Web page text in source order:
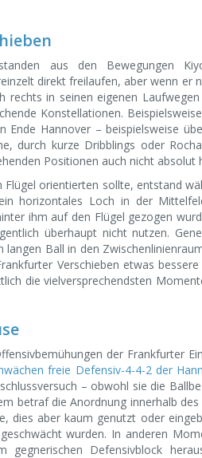
aus den Bewegungen
direkt freilaufen, aber wenn er
rechts in seinen eigenen
Konstellationen.
Hannover – beispielsweise
durch kurze Dribblings oder
Positionen auch nicht absolut
orientierten sollte, entstand
horizontales Loch in der
ihm auf den Flügel gezogen
überhaupt nicht nutzen.
Ball in den
Verschieben etwas
die vielversprechendsten
der Frankfurter
freie Defensiv-4-4-2 der
– obwohl sie die
betraf die Anordnung innerhalb
dies aber kaum genutzt oder
wurden. In anderen
gegnerischen Defensivblock